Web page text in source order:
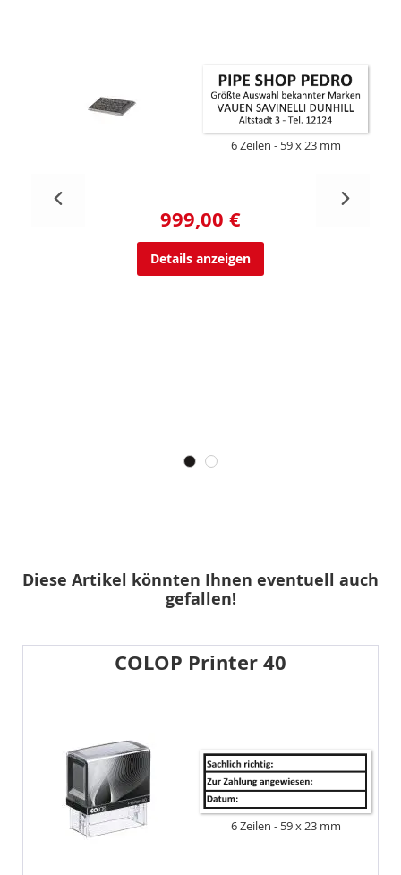
6 Zeilen 59 x 23 mm
999,00 €
Details anzeigen
Diese Artikel könnten Ihnen eventuell auch
gefallen!
COLOP Printer 40
6 Zeilen 59 x 23 mm